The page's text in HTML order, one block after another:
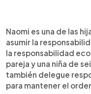
Naomi es una de las
asumir la
la responsabilidad
pareja y una niña de
también delegue
para mantener el